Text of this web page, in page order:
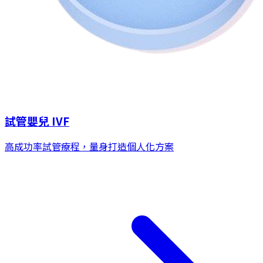
試管嬰兒 IVF
高成功率試管療程，量身打造個人化方案